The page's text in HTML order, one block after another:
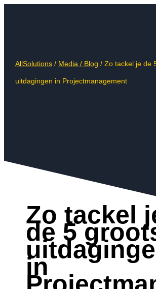
AllSolutions/ Media / Blog / Zo tackel je de
uitdagingen in Projectmanagement
Zo tackel
de 5
in